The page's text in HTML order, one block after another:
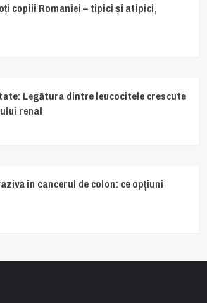
copiii Romaniei – tipici și atipici,
Legătura dintre leucocitele crescute
renal
în cancerul de colon: ce opțiuni